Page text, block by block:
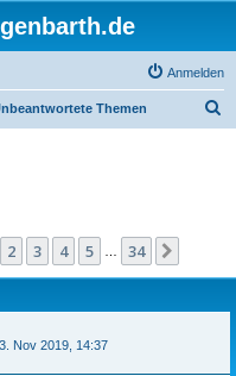
Anmelden
Themen
1von 34
2 3 4 5 34
Nov 2019, 14:37